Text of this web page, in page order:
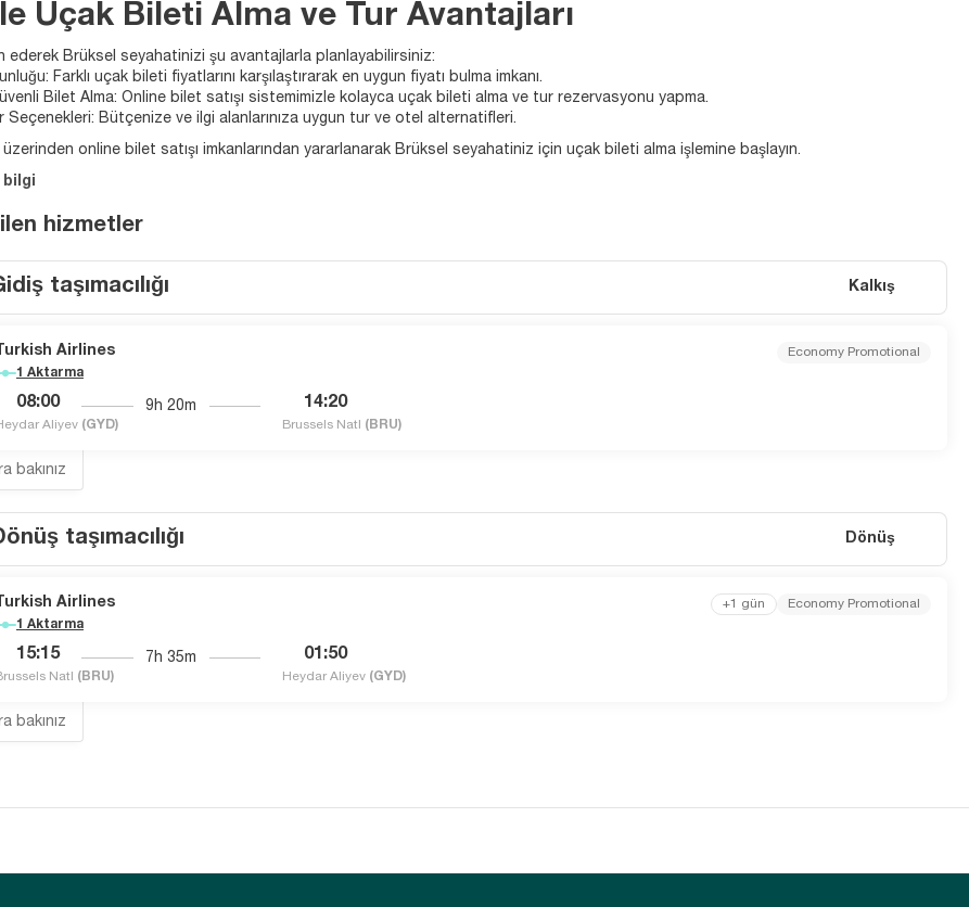
Uçak Bileti Alma ve Tur Avantajları
ederek Brüksel seyahatinizi şu avantajlarla planlayabilirsiniz:
Farklı uçak bileti fiyatlarını karşılaştırarak en uygun fiyatı bulma imkanı.
Bilet Alma: Online bilet satışı sistemimizle kolayca uçak bileti alma ve tur rezervasyonu yapma.
Seçenekleri: Bütçenize ve ilgi alanlarınıza uygun tur ve otel alternatifleri.
online bilet satışı imkanlarından yararlanarak Brüksel seyahatiniz için uçak bileti alma işlemine başlayın.
bilgi
hizmetler
taşımacılığı Kalkış
Turkish Airlines
1 Aktarma
08:00
Aliyev (GYD)
9h 20m 14:20
Brussels Natl (BRU)
Economy Promotional
bakınız
taşımacılığı Dönüş
Turkish Airlines
1 Aktarma
15:15
Natl (BRU)
7h 35m 01:50
Heydar Aliyev (GYD)
+1 gün Economy Promotional
bakınız